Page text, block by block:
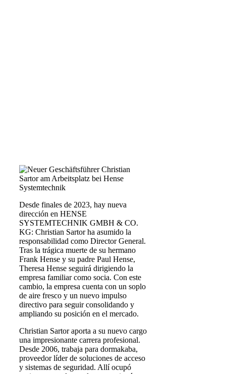
Desde finales de 2023, hay nueva
dirección en HENSE
SYSTEMTECHNIK GMBH & CO.
KG: Christian Sartor ha asumido la
responsabilidad como Director General.
Tras la trágica muerte de su hermano
Frank Hense y su padre Paul Hense,
Theresa Hense seguirá dirigiendo la
empresa familiar como socia. Con este
cambio, la empresa cuenta con un soplo
de aire fresco y un nuevo impulso
directivo para seguir consolidando y
ampliando su posición en el mercado.
Christian Sartor aporta a su nuevo cargo
una impresionante carrera profesional.
Desde 2006, trabaja para dormakaba,
proveedor líder de soluciones de acceso
y sistemas de seguridad. Allí ocupó